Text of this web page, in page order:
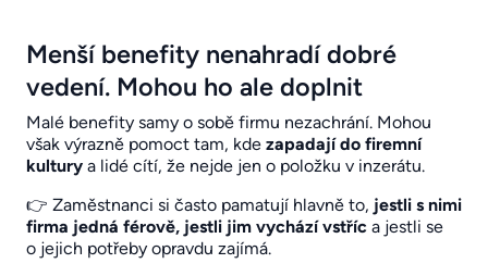
Menší benefity nenahradí dobré
vedení. Mohou ho ale doplnit
Malé benefity samy o sobě firmu nezachrání. Mohou
však výrazně pomoct tam, kde zapadají do firemní
kultury a lidé cítí, že nejde jen o položku v inzerátu.
👉 Zaměstnanci si často pamatují hlavně to, jestli s nimi
firma jedná férově, jestli jim vychází vstříc a jestli se
o jejich potřeby opravdu zajímá.